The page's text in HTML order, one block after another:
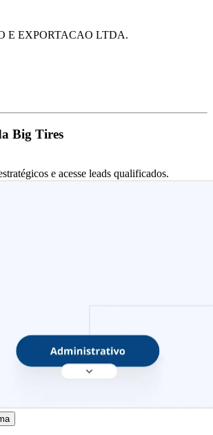
E EXPORTACAO LTDA.
Big Tires
e acesse leads qualificados.